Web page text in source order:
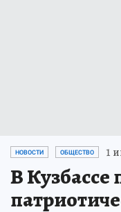
НОВОСТИ ОБЩЕСТВО 1
В Кузбассе